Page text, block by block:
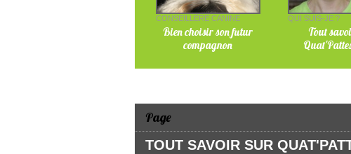
CONSEILLÈRE CANINE
Bien choisir son futur
compagnon
QUI SUIS-JE ?
Tout
Page
TOUT SAVOIR SUR